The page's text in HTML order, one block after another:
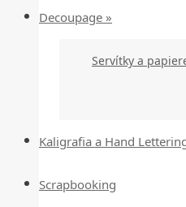
Decoupage »
Servítky a
Kaligrafia a Hand
Scrapbooking